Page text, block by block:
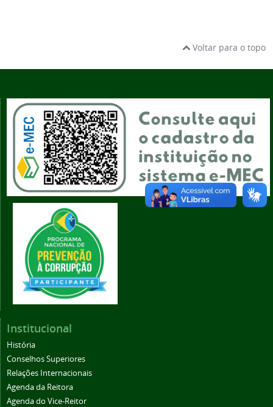
Voltar para o topo
Institucional
História
Conselhos Superiores
Relações Internacionais
Agenda da Reitora
Agenda do Vice-Reitor